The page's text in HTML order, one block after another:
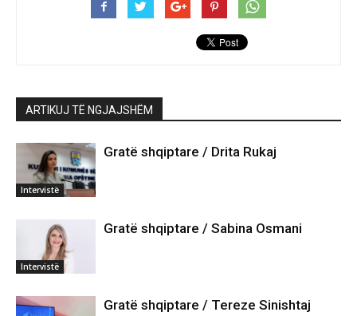
ARTIKUJ TË NGJAJSHËM
Intervistë
Gratë shqiptare / Drita Rukaj
Intervistë
Gratë shqiptare / Sabina Osmani
Gratë shqiptare / Tereze Sinishtaj